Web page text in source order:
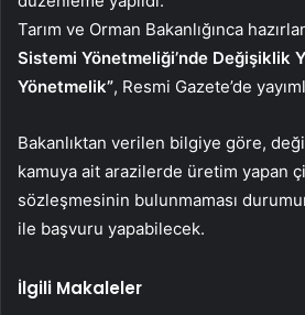
Tarım ve Orman Bakanlığınca
Sistemi Yönetmeliği’nde Değişiklik
Yönetmelik”, Resmi Gazete’de
Bakanlıktan verilen bilgiye göre,
kamuya ait arazilerde üretim yapan
sözleşmesinin bulunmaması
ile başvuru yapabilecek.
İlgili Makaleler